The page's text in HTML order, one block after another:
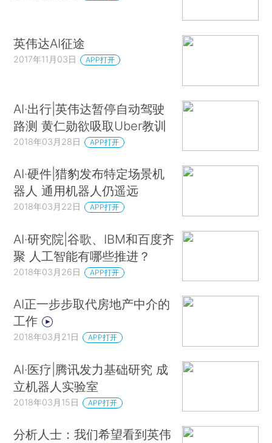
英伟达AI征途
2017年11月03日 APP打开
AI·出行|英伟达暂停自动驾驶
路测 黄仁勋欲吸取Uber教训
2018年03月28日 APP打开
AI·硬件|猎豹发布特定场景机
器人 通用机器人仍遥远
2018年03月22日 APP打开
AI·研究院|谷歌、IBM和百度齐
聚 人工智能有哪些推进？
2018年03月26日 APP打开
AI正一步步取代房地产中介的
工作
2018年03月21日 APP打开
AI·医疗|腾讯发力基础研究 成
立机器人实验室
2018年03月15日 APP打开
分析人士：我们希望看到英伟